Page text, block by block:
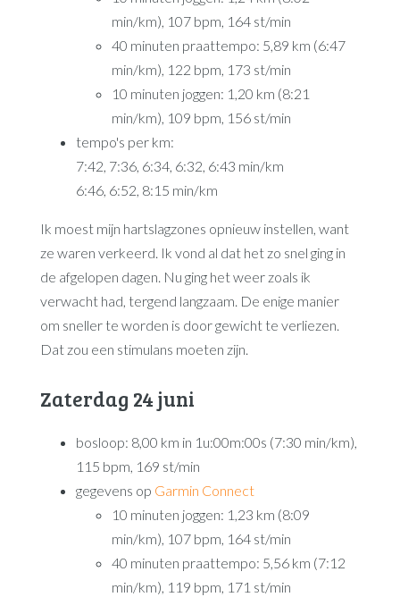
min/km), 107 bpm, 164 st/min
40 minuten praattempo: 5,89 km (6:47
min/km), 122 bpm, 173 st/min
10 minuten joggen: 1,20 km (8:21
min/km), 109 bpm, 156 st/min
tempo's per km:
7:42, 7:36, 6:34, 6:32, 6:43 min/km
6:46, 6:52, 8:15 min/km
Ik moest mijn hartslagzones opnieuw instellen, want
ze waren verkeerd. Ik vond al dat het zo snel ging in
de afgelopen dagen. Nu ging het weer zoals ik
verwacht had, tergend langzaam. De enige manier
om sneller te worden is door gewicht te verliezen.
Dat zou een stimulans moeten zijn.
Zaterdag 24 juni
bosloop: 8,00 km in 1u:00m:00s (7:30 min/km),
115 bpm, 169 st/min
gegevens op Garmin Connect
10 minuten joggen: 1,23 km (8:09
min/km), 107 bpm, 164 st/min
40 minuten praattempo: 5,56 km (7:12
min/km), 119 bpm, 171 st/min